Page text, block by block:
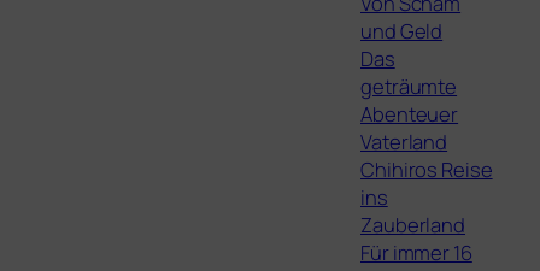
und Geld
Das
geträumte
Abenteuer
Vaterland
Chihiros Reise
ins
Zauberland
Für immer 16